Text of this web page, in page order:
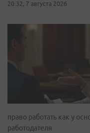
20:32, 7 августа 2026
право работать как у
работодателя